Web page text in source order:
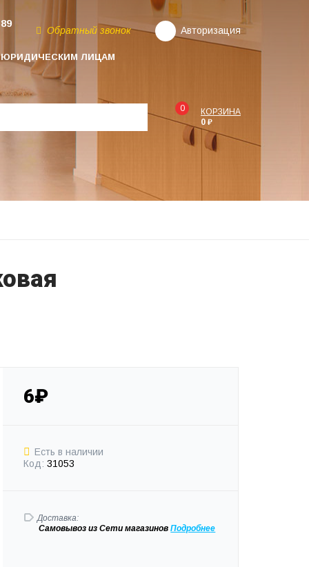
ЮРИДИЧЕСКИМ ЛИЦАМ
Обратный звонок Авторизация
0
КОРЗИНА
0 ₽
6₽
Есть в наличии
Код: 31053
Доставка:
Самовывозиз Сети магазиновПодробнее